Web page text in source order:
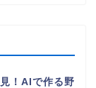
！AIで作る野